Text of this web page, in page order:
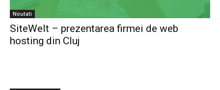
Noutati
SiteWelt – prezentarea firmei de web
hosting din Cluj